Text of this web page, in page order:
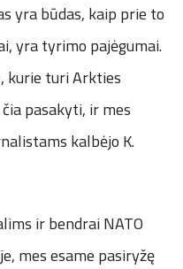
yra būdas, kaip prie to
yra tyrimo pajėgumai.
kurie turi Arkties
pasakyti, ir mes
kalbėjo K.
ir bendrai NATO
mes esame pasiryžę